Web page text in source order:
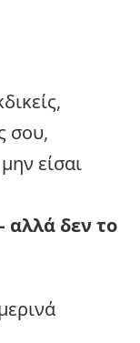
σου,
είσαι
αλλά δεν το